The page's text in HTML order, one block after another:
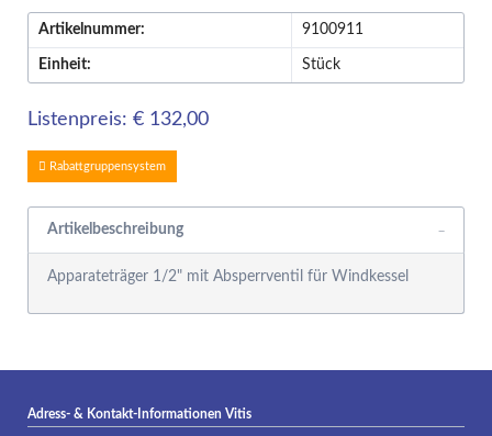
Artikelnummer: 9100911
Einheit: Stück
Listenpreis: € 132,00
Rabattgruppensystem
Artikelbeschreibung
Apparateträger 1/2" mit Absperrventil für Windkessel
Adress- & Kontakt-Informationen Vitis